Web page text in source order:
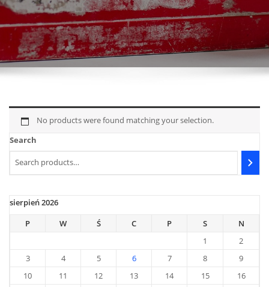
No products were found matching your selection.
Search
sierpień 2026
P
W Ś C P S
N
1
2
3
4 5 6 7 8
9
10
11 12 13 14 15
16